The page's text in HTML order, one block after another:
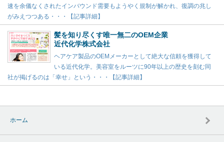
速を余儀なくされたインバウンド需要もようやく規制が解かれ、復調の兆し
がみえつつある・・・【記事詳細】
髪を知り尽くす唯一無二のOEM企業
近代化学株式会社
ヘアケア製品のOEMメーカーとして絶大な信頼を獲得して
いる近代化学。美容室をルーツに90年以上の歴史を刻む同
社が掲げるのは「幸せ」という・・・【記事詳細】
ホーム